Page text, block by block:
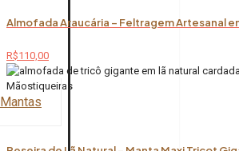
Almofada Araucária – Feltragem Artesanal
R$110,00
Mantas